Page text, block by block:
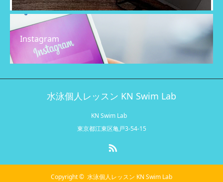
Instagram
水泳個人レッスン KN Swim Lab
KN Swim Lab
東京都江東区亀戸3-54-15
Copyright © 水泳個人レッスン KN Swim Lab